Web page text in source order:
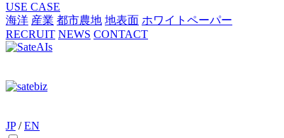
USE CASE
海洋 産業 都市​農地 地表面 ホワイトペーパー
RECRUIT NEWS CONTACT
JP / EN